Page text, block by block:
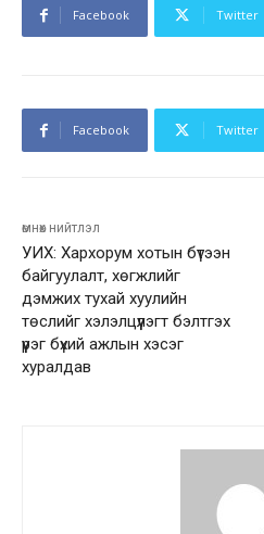
Facebook Twitter
Facebook Twitter
өмнөх нийтлэл
УИХ: Хархорум хотын бүтээн
байгуулалт, хөгжлийг
дэмжих тухай хуулийн
төслийг хэлэлцүүлэгт бэлтгэх
үүрэг бүхий ажлын хэсэг
хуралдав